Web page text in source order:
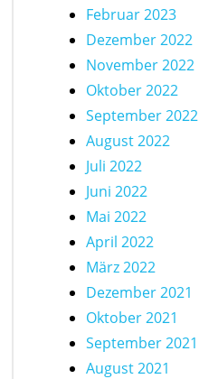
Februar 2023
Dezember 2022
November 2022
Oktober 2022
September 2022
August 2022
Juli 2022
Juni 2022
Mai 2022
April 2022
März 2022
Dezember 2021
Oktober 2021
September 2021
August 2021